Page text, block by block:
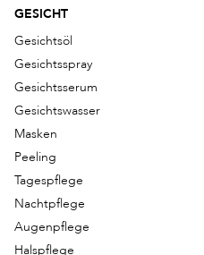
GESICHT
Gesichtsöl
Gesichtsspray
Gesichtsserum
Gesichtswasser
Masken
Peeling
Tagespflege
Nachtpflege
Augenpflege
Halspflege